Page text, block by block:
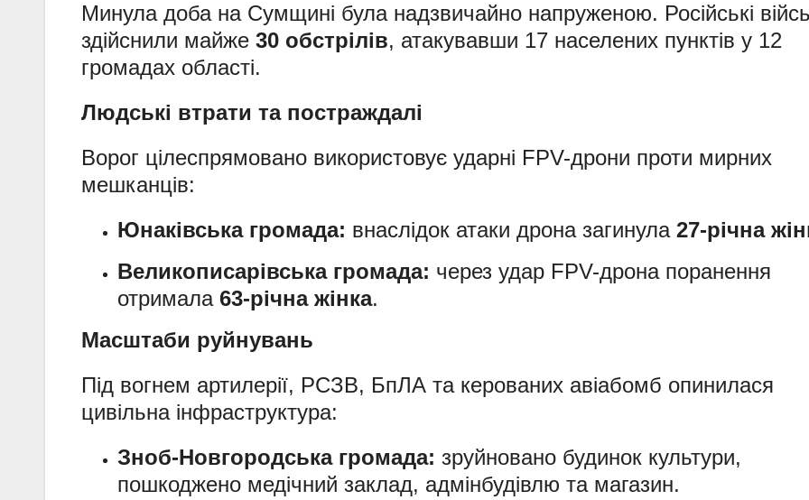
Минула доба на Сумщині була надзвичайно напруженою. Російські
здійснили майже 30 обстрілів, атакувавши 17 населених пунктів у 12
громадах області.
Людські втрати та постраждалі
Ворог цілеспрямовано використовує ударні FPV-дрони проти мирних
мешканців:
Юнаківська громада: внаслідок атаки дрона загинула 27-річна
Великописарівська громада: через удар FPV-дрона поранення
отримала 63-річна жінка.
Масштаби руйнувань
Під вогнем артилерії, РСЗВ, БпЛА та керованих авіабомб опинилася
цивільна інфраструктура:
Зноб-Новгородська громада: зруйновано будинок культури,
пошкоджено медічний заклад, адмінбудівлю та магазин.